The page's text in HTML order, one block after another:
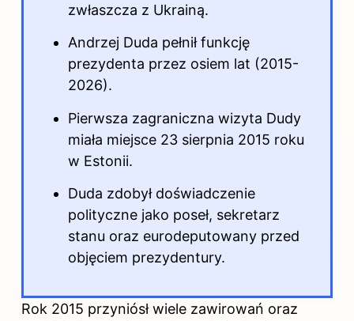
zwłaszcza z Ukrainą.
Andrzej Duda pełnił funkcję
prezydenta przez osiem lat (2015-
2026).
Pierwsza zagraniczna wizyta Dudy
miała miejsce 23 sierpnia 2015 roku
w Estonii.
Duda zdobył doświadczenie
polityczne jako poseł, sekretarz
stanu oraz eurodeputowany przed
objęciem prezydentury.
Rok 2015 przyniósł wiele zawirowań oraz